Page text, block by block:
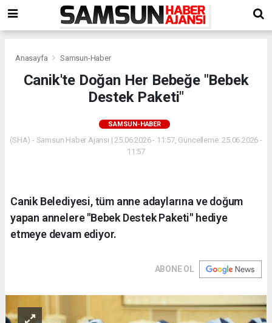
Anasayfa Samsun-Haber
Canik'te Doğan Her Bebeğe "Bebek
Destek Paketi"
SAMSUN-HABER
(SHA) - Samsun Haber Ajansı | 25.06.2026 - 11:57, Güncelleme: 25.06.2026 -
11:57
Canik Belediyesi, tüm anne adaylarına ve doğum
yapan annelere "Bebek Destek Paketi" hediye
etmeye devam ediyor.
ABONE OL